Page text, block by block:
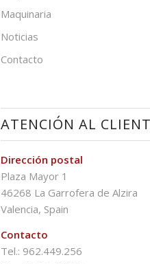
Maquinaria
Noticias
Contacto
ATENCIÓN AL
Dirección postal
Plaza Mayor 1
46268 La Garrofera de Alzira
Valencia, Spain
Contacto
Tel.: 962.449.256